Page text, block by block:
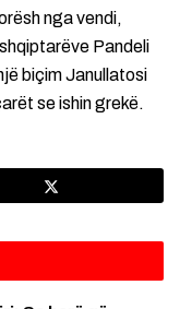
nga vendi,
Pandeli
biçim Janullatosi
se ishin grekë.